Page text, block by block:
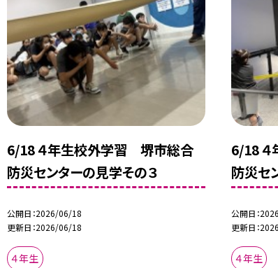
6/18 ４年生校外学習 堺市総合
防災センターの見学その３
公開日 2026/06/18
更新日 2026/06/18
４年生
6/18
防災セ
公開日
更新日
４年生